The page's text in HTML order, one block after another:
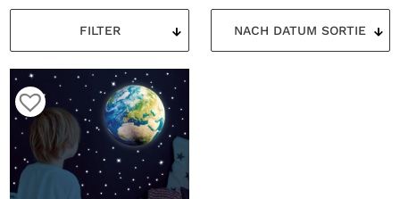
FILTER